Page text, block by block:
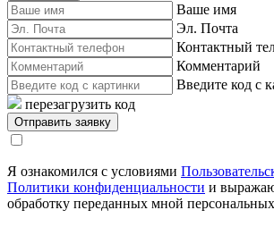
Ваше имя
Эл. Почта
Контактный
Комментарий
Введите код с
перезагрузить код
Я ознакомился с условиями
Политики конфиденциальности и выражаю
обработку переданных мной